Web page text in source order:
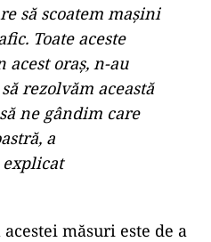
să scoatem mașini
Toate aceste
oraș, n-au
rezolvăm această
ne gândim care
a
măsuri este de a